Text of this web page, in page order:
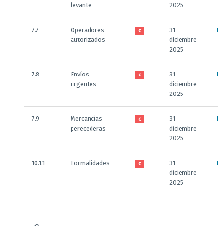
levante
2025
7.7
Operadores
autorizados
C
31
diciembre
2025
7.8
Envíos
urgentes
C
31
diciembre
2025
7.9
Mercancías
perecederas
C
31
diciembre
2025
10.1.1 Formalidades C
31
diciembre
2025